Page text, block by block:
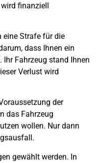
finanziell
eine Strafe für die
dass Ihnen ein
Fahrzeug stand Ihnen
Verlust wird
der
das Fahrzeug
wollen. Nur dann
gewählt werden. In